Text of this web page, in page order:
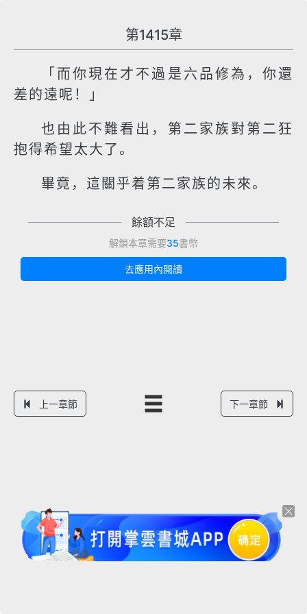
第1415章
「而你現在才不過是六品修為，你還
差的遠呢！」
也由此不難看出，第二家族對第二狂
抱得希望太大了。
畢竟，這關乎着第二家族的未來。
餘額不足
解鎖本章需要35書幣
去應用內閱讀
上一章節 下一章節